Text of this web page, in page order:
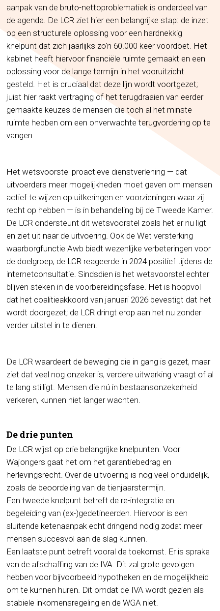
aanpak van de bruto-nettoproblematiek is onderdeel van
de agenda. De LCR ziet hier een belangrijke stap: de inzet
op een structurele oplossing voor een hardnekkig
knelpunt dat zich jaarlijks zo'n 60.000 keer voordoet. Het
kabinet heeft hiervoor financiële ruimte gemaakt en een
oplossing voor de lange termijn in het vooruitzicht
gesteld. Het is cruciaal dat deze lijn wordt voortgezet;
juist hier raakt vertraging of het terugdraaien van eerder
gemaakte keuzes de mensen die toch al het minste
ruimte hebben om een onverwachte terugvordering op te
vangen.
Het wetsvoorstel proactieve dienstverlening — dat
uitvoerders meer mogelijkheden moet geven om mensen
actief te wijzen op uitkeringen en voorzieningen waar zij
recht op hebben — is in behandeling bij de Tweede Kamer.
De LCR ondersteunt dit wetsvoorstel zoals het er nu ligt
en ziet uit naar de uitvoering. Ook de Wet versterking
waarborgfunctie Awb biedt wezenlijke verbeteringen voor
de doelgroep; de LCR reageerde in 2024 positief tijdens de
internetconsultatie. Sindsdien is het wetsvoorstel echter
blijven steken in de voorbereidingsfase. Het is hoopvol
dat het coalitieakkoord van januari 2026 bevestigt dat het
wordt doorgezet; de LCR dringt erop aan het nu zonder
verder uitstel in te dienen.
De LCR waardeert de beweging die in gang is gezet, maar
ziet dat veel nog onzeker is, verdere uitwerking vraagt of al
te lang stilligt. Mensen die nú in bestaansonzekerheid
verkeren, kunnen niet langer wachten.
De drie punten
De LCR wijst op drie belangrijke knelpunten. Voor
Wajongers gaat het om het garantiebedrag en
herlevingsrecht. Over de uitvoering is nog veel onduidelijk,
zoals de beoordeling van de tienjaarstermijn.
Een tweede knelpunt betreft de re-integratie en
begeleiding van (ex-)gedetineerden. Hiervoor is een
sluitende ketenaanpak echt dringend nodig zodat meer
mensen succesvol aan de slag kunnen.
Een laatste punt betreft vooral de toekomst. Er is sprake
van de afschaffing van de IVA. Dit zal grote gevolgen
hebben voor bijvoorbeeld hypotheken en de mogelijkheid
om te kunnen huren. Dit omdat de IVA wordt gezien als
stabiele inkomensregeling en de WGA niet.